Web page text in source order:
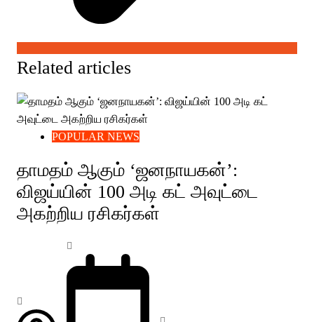
Related articles
POPULAR NEWS
தாமதம் ஆகும் ‘ஜனநாயகன்’:
விஜய்யின் 100 அடி கட் அவுட்டை
அகற்றிய ரசிகர்கள்